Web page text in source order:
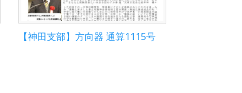
【神田支部】方向器 通算1115号